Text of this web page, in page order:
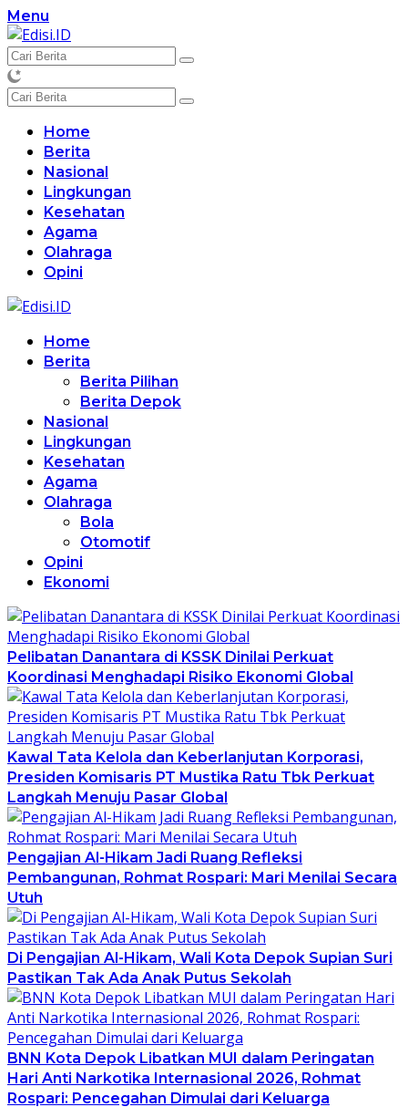
Langsung
ke
konten
Menu
Home
Berita
Nasional
Lingkungan
Kesehatan
Agama
Olahraga
Opini
Home
Berita
Berita Pilihan
Berita Depok
Nasional
Lingkungan
Kesehatan
Agama
Olahraga
Bola
Otomotif
Opini
Ekonomi
Pelibatan Danantara di KSSK Dinilai Perkuat
Koordinasi Menghadapi Risiko Ekonomi Global
Kawal Tata Kelola dan Keberlanjutan Korporasi,
Presiden Komisaris PT Mustika Ratu Tbk Perkuat
Langkah Menuju Pasar Global
Pengajian Al-Hikam Jadi Ruang Refleksi
Pembangunan, Rohmat Rospari: Mari Menilai Secara
Utuh
Di Pengajian Al-Hikam, Wali Kota Depok Supian Suri
Pastikan Tak Ada Anak Putus Sekolah
BNN Kota Depok Libatkan MUI dalam Peringatan
Hari Anti Narkotika Internasional 2026, Rohmat
Rospari: Pencegahan Dimulai dari Keluarga